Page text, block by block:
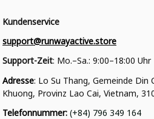
Kundenservice
support@runwayactive.store
Support-Zeit: Mo.–Sa.: 9:00–18:00 Uhr
Adresse: Lo Su Thang, Gemeinde Din
Khuong, Provinz Lao Cai, Vietnam,
Telefonnummer: (+84) 796 349 164